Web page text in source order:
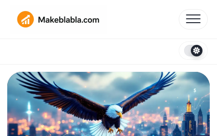
content